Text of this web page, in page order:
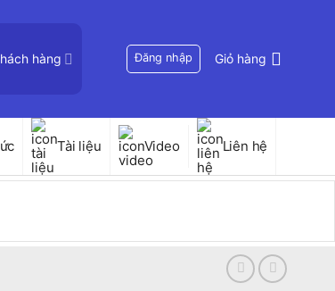
hàng Đăng nhập Giỏ hàng
Tài liệu Video Liên hệ